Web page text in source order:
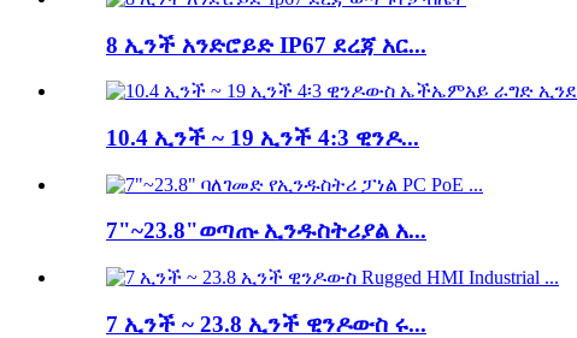
8 ኢንች አንድሮይድ IP67 ደረጃ አር...
10.4 ኢንች ~ 19 ኢንች 4:3 ዊንዶ...
7"~23.8"ወጣጡ ኢንዱስትሪያል አ...
7 ኢንች ~ 23.8 ኢንች ዊንዶውስ ሩ...